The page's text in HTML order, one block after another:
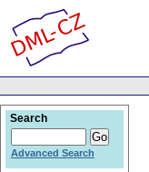
Search
Advanced Search